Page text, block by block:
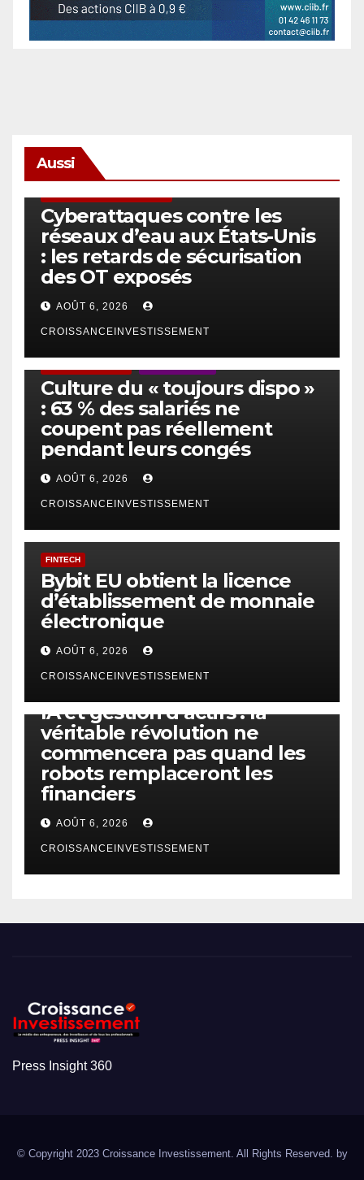
Aussi
Cyberattaques contre les
réseaux d’eau aux États-Unis
: les retards de sécurisation
des OT exposés
AOÛT 6, 2026
CROISSANCEINVESTISSEMENT
Culture du « toujours dispo »
: 63 % des salariés ne
coupent pas réellement
pendant leurs congés
AOÛT 6, 2026
CROISSANCEINVESTISSEMENT
FINTECH
Bybit EU obtient la licence
d’établissement de monnaie
électronique
AOÛT 6, 2026
CROISSANCEINVESTISSEMENT
IA et gestion d’actifs : la
véritable révolution ne
commencera pas quand les
robots remplaceront les
financiers
AOÛT 6, 2026
CROISSANCEINVESTISSEMENT
Press Insight 360
© Copyright 2023 Croissance Investissement. All Rights Reserved. by